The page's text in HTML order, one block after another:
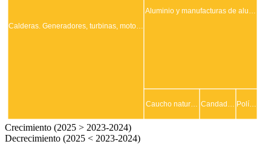
Calderas. Generadores, turbinas, moto…
Aluminio y manufacturas de alu…
Caucho natur… Candad… Polí…
Crecimiento (2025 > 2023-2024)
Decrecimiento (2025 < 2023-2024)